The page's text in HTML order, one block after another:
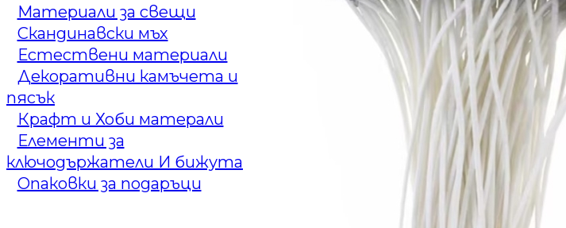
Материали за свещи
Скандинавски мъх
Естествени материали
Декоративни камъчета и
пясък
Крафт и Хоби матерали
Елементи за
ключодържатели И бижута
Опаковки за подаръци